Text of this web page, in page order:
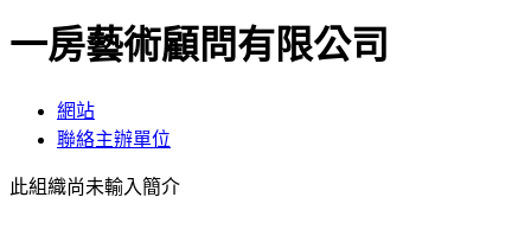
一房藝術顧問有限公司
網站
聯絡主辦單位
此組織尚未輸入簡介